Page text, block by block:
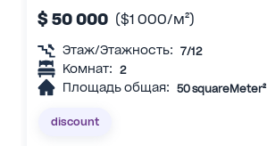
$ 50 000 ($1 000/м²)
Этаж/Этажность: 7/12
Комнат: 2
Площадь общая: 50 squareMeter²
discount